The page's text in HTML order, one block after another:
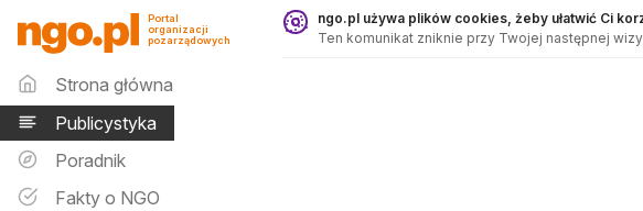
Publicystyka - ngo.pl
Portal
organizacji
pozarządowych
Menu główne
Strona główna
Publicystyka
Poradnik
Fakty o NGO
ngo.pl używa plików cookies, żeby ułatwić Ci
Ten komunikat zniknie przy Twojej następnej